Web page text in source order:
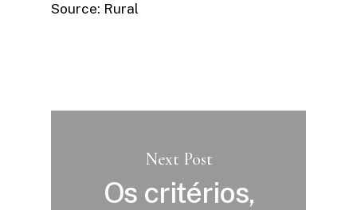
Source: Rural
Next Post
Os critérios,